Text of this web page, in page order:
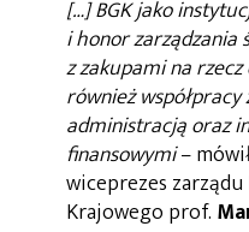
[…] BGK jako
i honor zarządzania
z zakupami na
również
administracją oraz
finansowymi–
wiceprezes
Krajowego prof.